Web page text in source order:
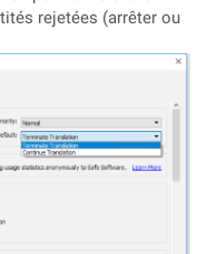
rejetées (arrêter ou